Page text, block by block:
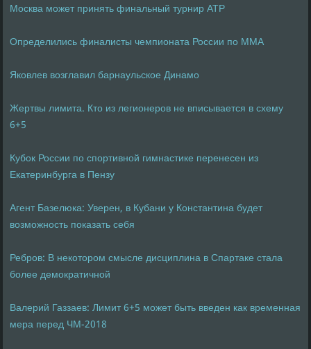
Москва может принять финальный турнир ATP
Определились финалисты чемпионата России по ММА
Яковлев возглавил барнаульское Динамо
Жертвы лимита. Кто из легионеров не вписывается в схему
6+5
Кубок России по спортивной гимнастике перенесен из
Екатеринбурга в Пензу
Агент Базелюка: Уверен, в Кубани у Константина будет
возможность показать себя
Ребров: В некотором смысле дисциплина в Спартаке стала
более демократичной
Валерий Газзаев: Лимит 6+5 может быть введен как временная
мера перед ЧМ-2018